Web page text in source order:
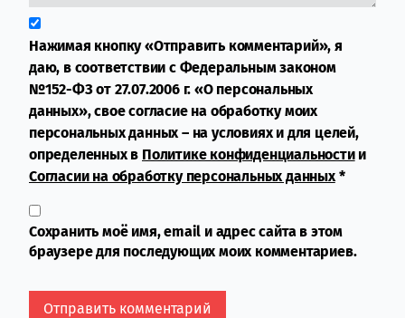
Нажимая кнопку «Отправить комментарий», я
даю, в соответствии с Федеральным законом
№152-ФЗ от 27.07.2006 г. «О персональных
данных», свое согласие на обработку моих
персональных данных – на условиях и для целей,
определенных в Политике конфиденциальностии
Согласии на обработку персональных данных*
Сохранить моё имя, email и адрес сайта в этом
браузере для последующих моих комментариев.